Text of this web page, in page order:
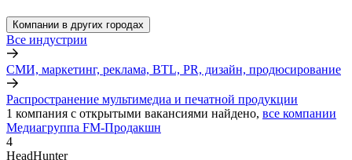
Компании в других городах
Все индустрии
СМИ, маркетинг, реклама, BTL, PR, дизайн, продюсирование
Распространение мультимедиа и печатной продукции
1 компания с открытыми вакансиями найдено, все компании
Медиагруппа FM-Продакшн
4
HeadHunter